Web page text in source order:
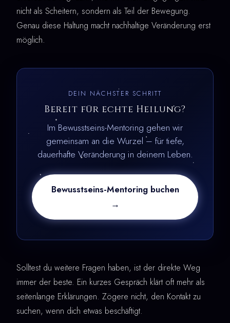
nicht als Scheitern, sondern als Teil der Bewegung.
Genau diese Haltung macht nachhaltige Veränderung erst
möglich.
DEIN NÄCHSTER SCHRITT
Bereit für echte Heilung?
Im Bewusstseins-Mentoring gehen wir
gemeinsam an die Wurzel – für tiefe,
dauerhafte Veränderung in deinem Leben.
Bewusstseins-Mentoring buchen
→
Solltest du weitere Fragen haben, ist der direkte Weg
immer der beste. Ein kurzes Gespräch klärt oft mehr als
seitenlange Erklärungen. Zögere nicht, den Kontakt zu
suchen, wenn dich etwas beschäftigt.